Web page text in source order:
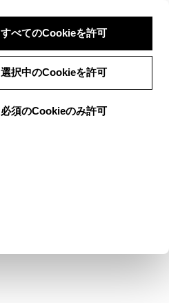
すべてのCookieを許可
選択中のCookieを許可
必須のCookieのみ許可